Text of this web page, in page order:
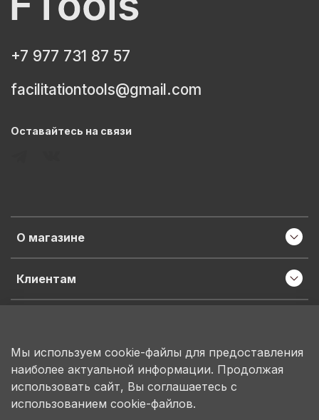
О магазине
Клиентам
+7 977 731 87 57
facilitationtools@gmail.com
Оставайтесь на связи
ИП Пронина М.Н.
ИНН 503150684207
Мы используем cookie-файлы для предоставления
наиболее актуальной информации. Продолжая
использовать сайт, Вы соглашаетесь с
использованием cookie-файлов.